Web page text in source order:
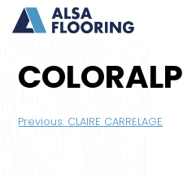
COLORALP
Navigation
Previous: CLAIRE CARRELAGE